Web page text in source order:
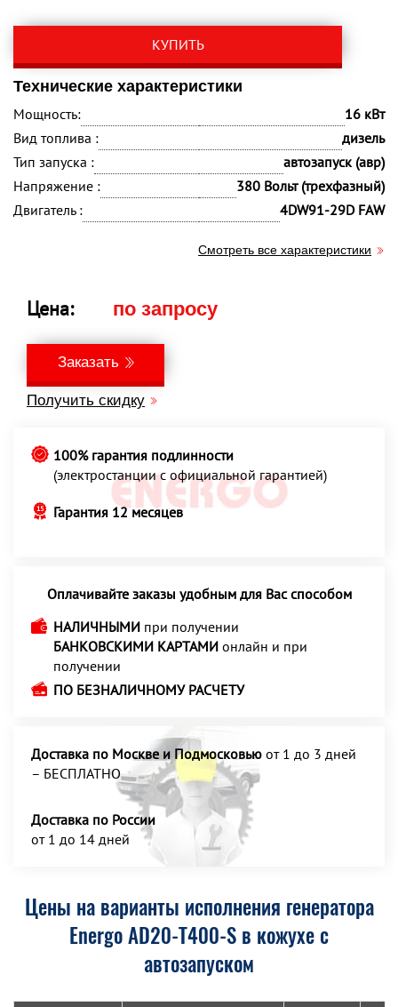
КУПИТЬ
Технические характеристики
Мощность:
16 кВт
Вид топлива :
дизель
Тип запуска :
автозапуск (авр)
Напряжение :
380 Вольт (трехфазный)
Двигатель :
4DW91-29D FAW
Смотреть все характеристики
Цена: по запросу
Заказать
Получить скидку
100% гарантия подлинности
(электростанции с официальной гарантией)
Гарантия 12 месяцев
Оплачивайте заказы удобным для Вас способом
НАЛИЧНЫМИ при получении
БАНКОВСКИМИ КАРТАМИ онлайн и при
получении
ПО БЕЗНАЛИЧНОМУ РАСЧЕТУ
Доставка по Москве и Подмосковью от 1 до 3 дней
– БЕСПЛАТНО
Доставка по России
от 1 до 14 дней
Цены на варианты исполнения генератора
Energo AD20-T400-S в кожухе с
автозапуском